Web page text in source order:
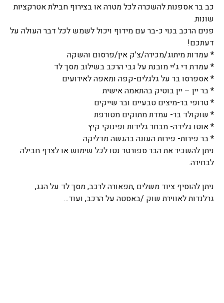
כב בר אספנות להשכרה לכל מטרה או בצירוף חבילת אטרקציות
שונות.
פנים הרכב בנוי כ-בר עם מידוף ויכול לשמש לכל דבר העולה על
דעתכם!
* עמדות מיתוג/מכירה/צ'ק אין/פרסום והשקה
* עמדת די ג'יי מובנת על גבי הרכב בשילוב מסך לד
* אספרסו בר על גלגלים-קפה ומאפה לאירועים
* בר יין – יין בוטיק בהתאמה אישית
* טרופי בר-מיצים טבעיים ובר שייקים
* שוקולד בר- עמדת מתוקים מטורפת
* אוטו גלידה- מבחר גלידות ופינוקי קיץ
* בר פירות- פירות העונה בהגשה מדליקה
ניתן להשכיר את הבר ספורטר נטו לכל שימוש או לצרף חבילה
לבחירה.
ניתן להוסיף ציוד משלים ,תפאורה לרכב, מסך לד על הגג,
גרלנדות לאווירת שוק /באסטה על הרכב, ועוד…